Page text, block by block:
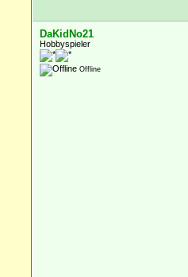
DaKidNo21
Hobbyspieler
Offline